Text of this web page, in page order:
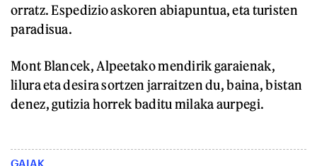
orratz. Espedizio askoren abiapuntua, eta turisten
paradisua.
Mont Blancek, Alpeetako mendirik garaienak,
lilura eta desira sortzen jarraitzen du, baina, bistan
denez, gutizia horrek baditu milaka aurpegi.
GAIAK